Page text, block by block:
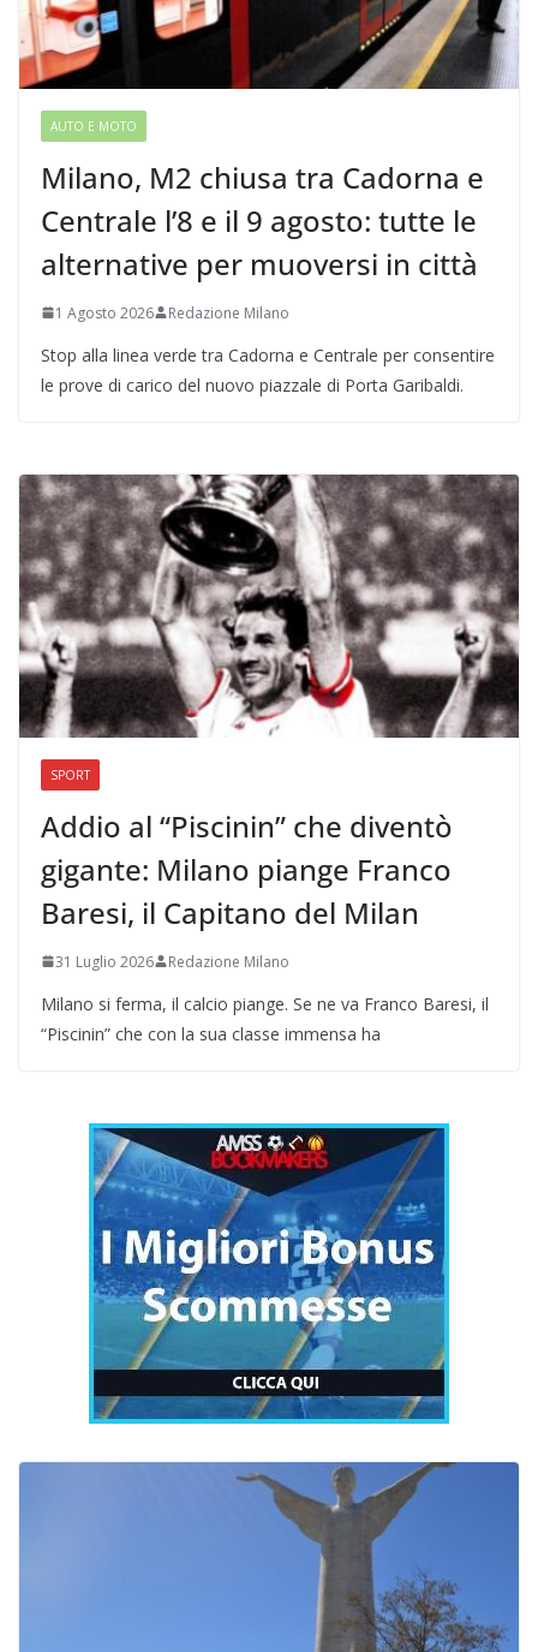
AUTO E MOTO
Milano, M2 chiusa tra Cadorna e
Centrale l’8 e il 9 agosto: tutte le
alternative per muoversi in città
1 Agosto 2026 Redazione Milano
Stop alla linea verde tra Cadorna e Centrale per consentire
le prove di carico del nuovo piazzale di Porta Garibaldi.
SPORT
Addio al “Piscinin” che diventò
gigante: Milano piange Franco
Baresi, il Capitano del Milan
31 Luglio 2026 Redazione Milano
Milano si ferma, il calcio piange. Se ne va Franco Baresi, il
“Piscinin” che con la sua classe immensa ha